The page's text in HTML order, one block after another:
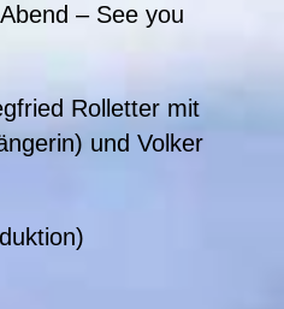
– See you
Rolletter mit
und Volker